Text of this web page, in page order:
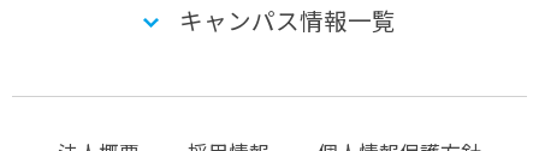
キャンパス情報一覧